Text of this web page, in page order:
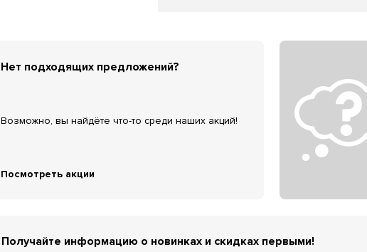
Нет подходящих предложений?
Возможно, вы найдёте что-то среди наших акций!
Посмотреть акции
Получайте информацию о новинках и скидках первыми!